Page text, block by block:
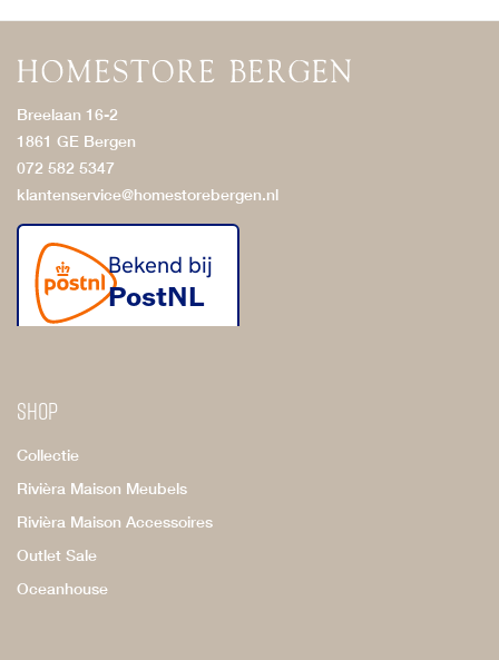
Breelaan 16-2
1861 GE Bergen
072 582 5347
klantenservice@homestorebergen.nl
Shop
Collectie
Rivièra Maison Meubels
Rivièra Maison Accessoires
Outlet Sale
Oceanhouse